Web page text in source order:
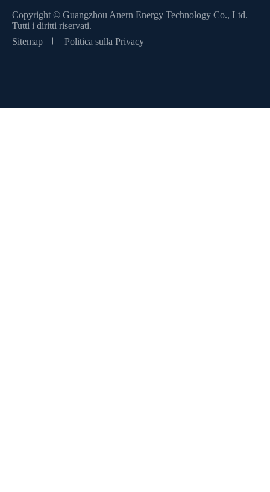
Copyright © Guangzhou Anern Energy Technology Co., Ltd.
Tutti i diritti riservati.
Sitemap
Politica sulla Privacy